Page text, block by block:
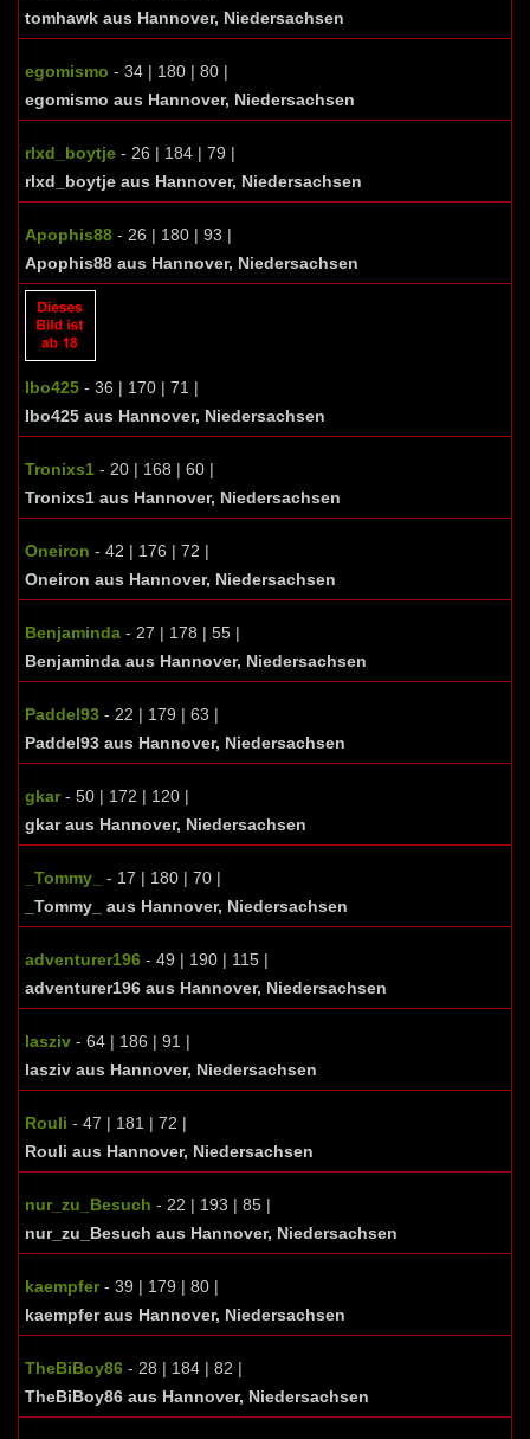
tomhawk aus Hannover, Niedersachsen
egomismo - 34 | 180 | 80 |
egomismo aus Hannover, Niedersachsen
rlxd_boytje - 26 | 184 | 79 |
rlxd_boytje aus Hannover, Niedersachsen
Apophis88 - 26 | 180 | 93 |
Apophis88 aus Hannover, Niedersachsen
Ibo425 - 36 | 170 | 71 |
Ibo425 aus Hannover, Niedersachsen
Tronixs1 - 20 | 168 | 60 |
Tronixs1 aus Hannover, Niedersachsen
Oneiron - 42 | 176 | 72 |
Oneiron aus Hannover, Niedersachsen
Benjaminda - 27 | 178 | 55 |
Benjaminda aus Hannover, Niedersachsen
Paddel93 - 22 | 179 | 63 |
Paddel93 aus Hannover, Niedersachsen
gkar- 50 | 172 | 120 |
gkar aus Hannover, Niedersachsen
_Tommy_
- 17 | 180 | 70 |
_Tommy_ aus Hannover, Niedersachsen
adventurer196 - 49 | 190 | 115 |
adventurer196 aus Hannover, Niedersachsen
lasziv - 64 | 186 | 91 |
lasziv aus Hannover, Niedersachsen
Rouli - 47 | 181 | 72 |
Rouli aus Hannover, Niedersachsen
nur_zu_Besuch - 22 | 193 | 85 |
nur_zu_Besuch aus Hannover, Niedersachsen
kaempfer- 39 | 179 | 80 |
kaempfer aus Hannover, Niedersachsen
TheBiBoy86 - 28 | 184 | 82 |
TheBiBoy86 aus Hannover, Niedersachsen